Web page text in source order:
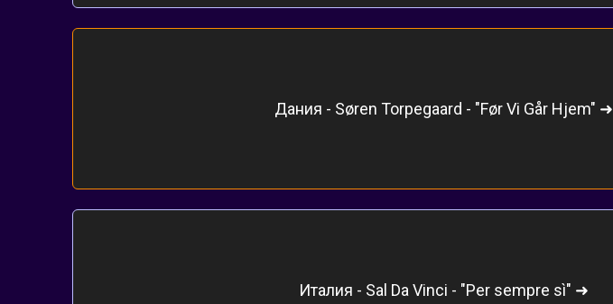
Дания - Søren Torpegaard - "Før Vi Går Hjem" ➜
Италия - Sal Da Vinci - "Per sempre sì" ➜